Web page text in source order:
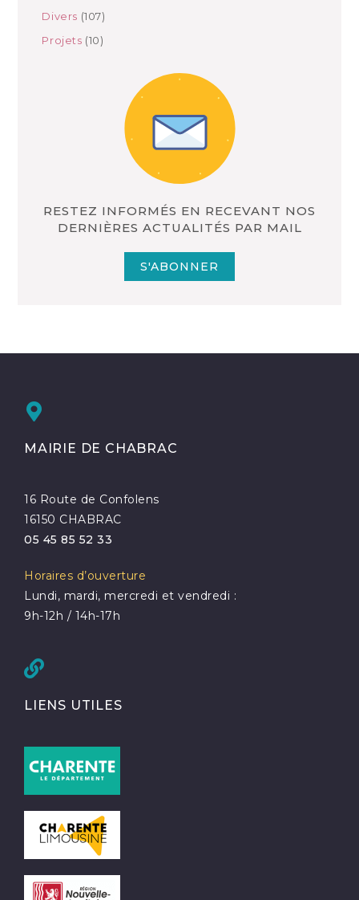
Divers (107)
Projets (10)
RESTEZ INFORMÉS EN RECEVANT NOS
DERNIÈRES ACTUALITÉS PAR MAIL
S'ABONNER
MAIRIE DE CHABRAC
16 Route de Confolens
16150 CHABRAC
05 45 85 52 33
Horaires d’ouverture
Lundi, mardi, mercredi et vendredi :
9h-12h / 14h-17h
LIENS UTILES